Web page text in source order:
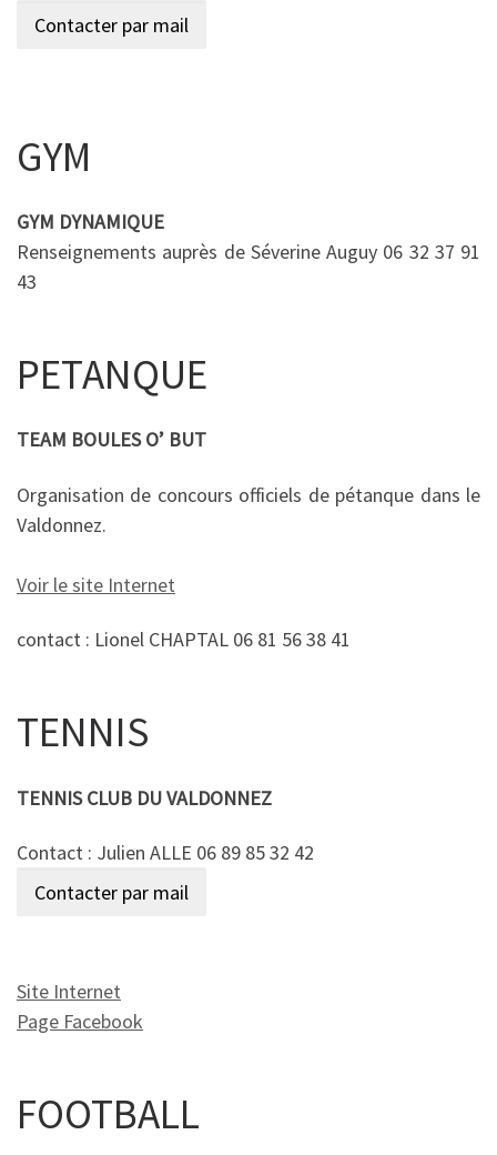
GYM
GYM DYNAMIQUE
Renseignements auprès de Séverine Auguy 06 32 37 91
43
PETANQUE
TEAM BOULES O’ BUT
Organisation de concours officiels de pétanque dans le
Valdonnez.
Voir le site Internet
contact : Lionel CHAPTAL 06 81 56 38 41
TENNIS
TENNIS CLUB DU VALDONNEZ
Contact : Julien ALLE 06 89 85 32 42
Site Internet
Page Facebook
FOOTBALL